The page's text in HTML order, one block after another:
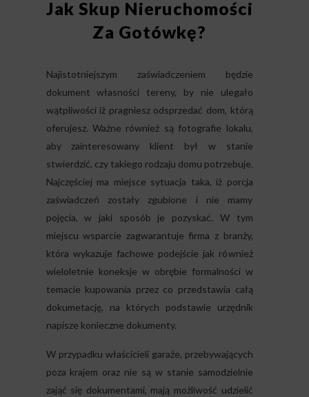
Jak Skup Nieruchomości
Za Gotówkę?
Najistotniejszym zaświadczeniem będzie
dokument własności tereny, by nie ulegało
wątpliwości iż pragniesz odsprzedać dom, którą
oferujesz. Ważne również są fotografie lokalu,
aby zainteresowany klient był w stanie
stwierdzić, czy takiego rodzaju domu potrzebuje.
Najczęściej ma miejsce sytuacja taka, iż porcja
zaświadczeń zostały zgubione i nie mamy
pojęcia, w jaki sposób je pozyskać. W tym
miejscu wsparcie zagwarantuje firma z branży,
która wykazuje fachowe podejście jak również
wieloletnie koneksje w obrębie formalności w
temacie kupowania przez co przedstawia całą
dokumetację, na których podstawie urzędnik
napisze konieczne dokumenty.
W przypadku właścicieli garaże, przebywających
poza krajem oraz nie są w stanie samodzielnie
zająć się dokumentami, mają możliwość udzielić